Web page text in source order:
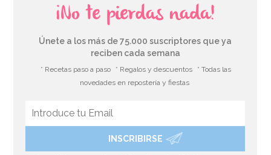
Botellita de leche tradicional 0,5 Lt
¡No te pierdas nada!
Únete a los más de 75.000 suscriptores que ya
reciben cada semana
* Recetas paso a paso * Regalos y descuentos
* Todas las
novedades en repostería y fiestas
INSCRIBIRSE